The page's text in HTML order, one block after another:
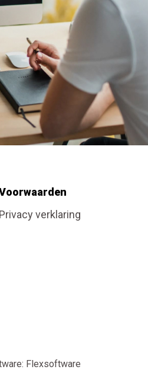
Privacy verklaring
Flexsoftware